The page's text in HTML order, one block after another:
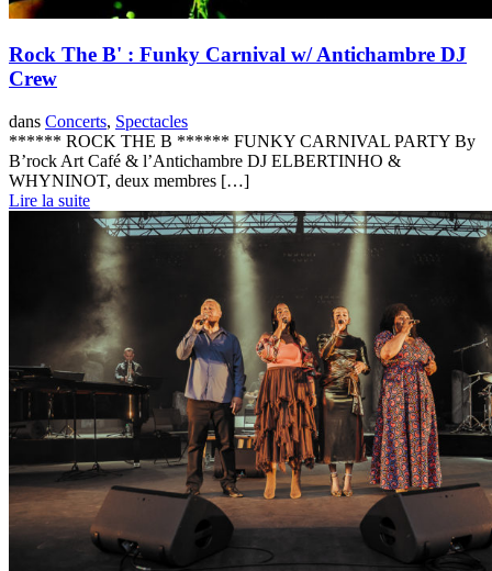
Rock The B' : Funky Carnival w/ Antichambre DJ
Crew
dans Concerts, Spectacles
****** ROCK THE B ****** FUNKY CARNIVAL PARTY By
B’rock Art Café & l’Antichambre DJ ELBERTINHO &
WHYNINOT, deux membres […]
Lire la suite